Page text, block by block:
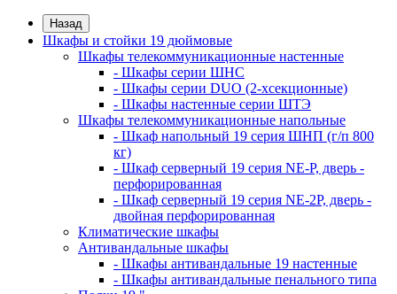
Назад
Шкафы и стойки 19 дюймовые
Шкафы телекоммуникационные настенные
- Шкафы серии ШНС
- Шкафы серии DUO (2-хсекционные)
- Шкафы настенные серии ШТЭ
Шкафы телекоммуникационные напольные
- Шкаф напольный 19 серия ШНП (г/п 800
кг)
- Шкаф серверный 19 серия NE-P, дверь -
перфорированная
- Шкаф серверный 19 серия NE-2P, дверь -
двойная перфорированная
Климатические шкафы
Антивандальные шкафы
- Шкафы антивандальные 19 настенные
- Шкафы антивандальные пенального типа